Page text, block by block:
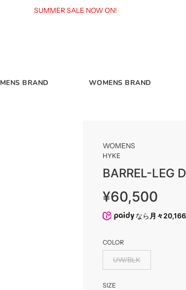
SUMMER SALE NOW ON!
MENS BRAND WOMENS BRAND
WOMENS
HYKE
BARREL-LEG
Sale
price
Regular
price
¥60,500
なら 月々
COLOR
UW/BLK
SIZE